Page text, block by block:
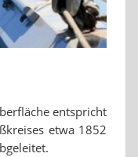
entspricht
etwa 1852